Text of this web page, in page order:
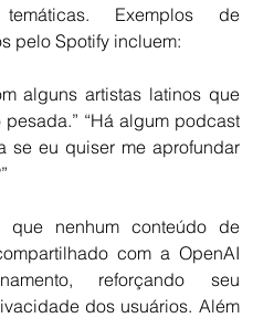
Exemplos de
pelo Spotify incluem:
alguns artistas latinos que
“Há algum podcast
se eu quiser me aprofundar
que nenhum conteúdo de
com a OpenAI
reforçando seu
dos usuários. Além